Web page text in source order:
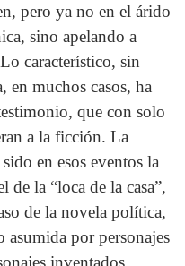
pero ya no en el árido
sino apelando a
característico, sin
en muchos casos, ha
que con solo
a la ficción. La
en esos eventos la
de la “loca de la casa”,
de la novela política,
asumida por personajes
inventados.